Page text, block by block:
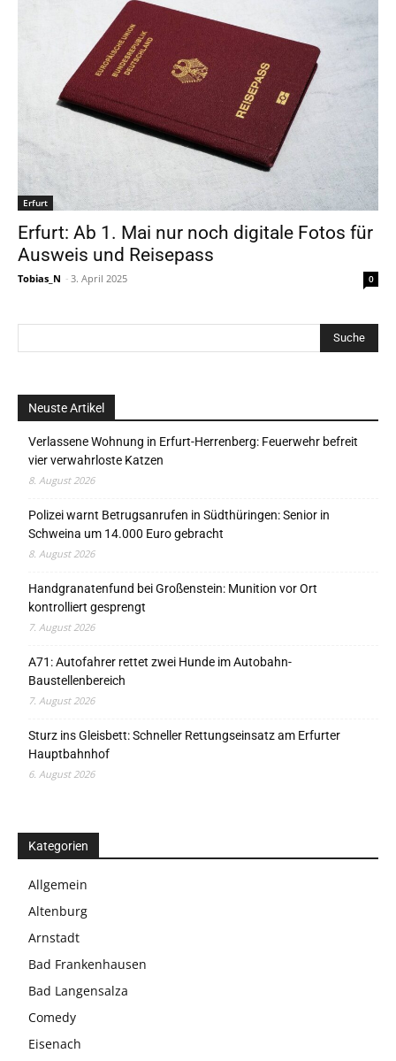
Erfurt
Erfurt: Ab 1. Mai nur noch digitale Fotos für
Ausweis und Reisepass
Tobias_N - 3. April 2025 0
Neuste Artikel
Verlassene Wohnung in Erfurt-Herrenberg: Feuerwehr befreit
vier verwahrloste Katzen
8. August 2026
Polizei warnt Betrugsanrufen in Südthüringen: Senior in
Schweina um 14.000 Euro gebracht
8. August 2026
Handgranatenfund bei Großenstein: Munition vor Ort
kontrolliert gesprengt
7. August 2026
A71: Autofahrer rettet zwei Hunde im Autobahn-
Baustellenbereich
7. August 2026
Sturz ins Gleisbett: Schneller Rettungseinsatz am Erfurter
Hauptbahnhof
6. August 2026
Kategorien
Allgemein
Altenburg
Arnstadt
Bad Frankenhausen
Bad Langensalza
Comedy
Eisenach